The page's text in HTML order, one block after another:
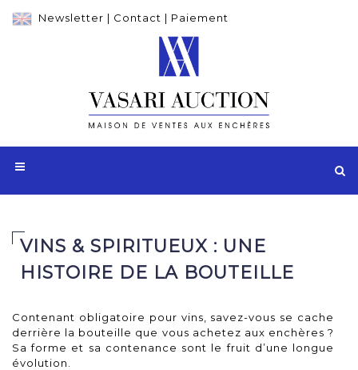
Newsletter | Contact | Paiement
VINS & SPIRITUEUX : UNE
HISTOIRE DE LA BOUTEILLE
Contenant obligatoire pour vins, savez-vous se cache
derrière la bouteille que vous achetez aux enchères ?
Sa forme et sa contenance sont le fruit d’une longue
évolution.